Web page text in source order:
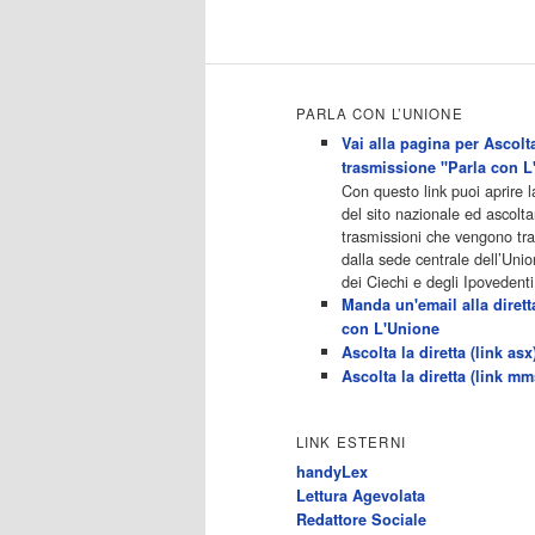
Dicembre 2022
Programmi 05.40 TG4-Rassegna
stampa 05.55 Secondo
voi/Peste e corna e.. 06.05
Telefilm:Chips/Mediashopping
07.30 Telefilm:Charlie's Angels
08.30 Telefilm:Hunter 09.30
Febbre d'amore/Bianca 11.30
TG4-Telegiornale 11.40 My Life
12.40 12.40 Telefilm:Detective in
corsia 13.30 TG4-Telegiornale
14.00 Sessione pomeridiana:Il
Berlino 15.55 15.55 Sentieri
Tempesta d'amore(All'interno:
TG4-Telegiornale 18.55) 20.20
[…]
PARLA CON L’UNIONE
Vai alla pagina per
trasmissione "Parla con
Con questo link puoi aprire
del sito nazionale ed
trasmissioni che vengono
dalla sede centrale
dei Ciechi e degli
Manda un'email alla
con L'Unione
Ascolta la diretta (link
Ascolta la diretta (link
LINK ESTERNI
handyLex
Lettura Agevolata
Redattore Sociale